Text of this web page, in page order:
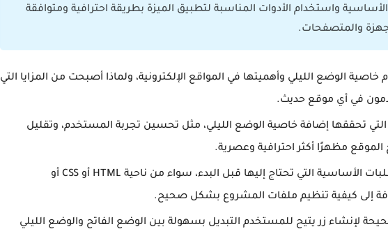
واستخدام الأدوات المناسبة لتطبيق الميزة بطريقة احترافية ومتوافقة
والمتصفحات.
الوضع الليلي وأهميتها في المواقع الإلكترونية، ولماذا أصبحت من المزايا التي
في أي موقع حديث.
التي تحققها إضافة خاصية الوضع الليلي، مثل تحسين تجربة المستخدم، وتقليل
الموقع مظهرًا أكثر احترافية وعصرية.
التعرف على المتطلبات الأساسية التي تحتاج إليها قبل البدء، سواء من ناحية HTML أو CSS أو
لإنشاء زر يتيح للمستخدم التبديل بسهولة بين الوضع الفاتح والوضع الليلي